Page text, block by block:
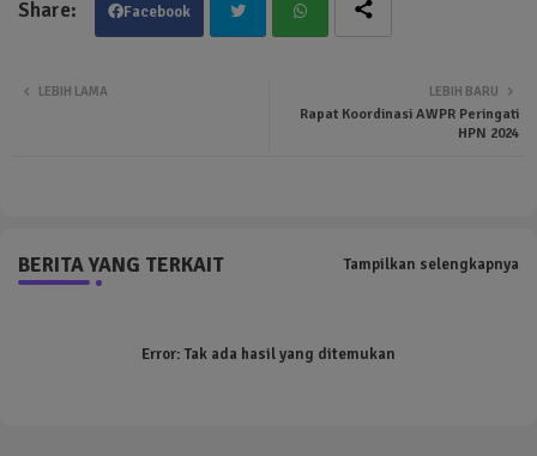
Facebook
tsa
LEBIH BARU
Rapat Koordinasi AWPR Peringati
HPN 2024
LEBIH LAMA
BERITA YANG TERKAIT Tampilkan selengkapnya
Error:Tak ada hasil yang ditemukan